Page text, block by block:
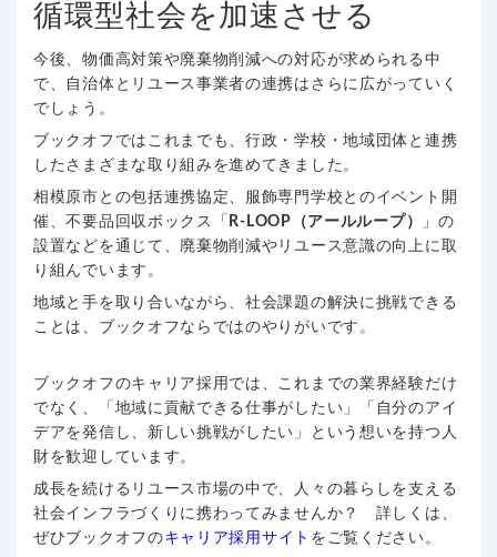
循環型社会を加速させる
今後、物価高対策や廃棄物削減への対応が求められる中
で、自治体とリユース事業者の連携はさらに広がっていく
でしょう。
ブックオフではこれまでも、行政・学校・地域団体と連携
したさまざまな取り組みを進めてきました。
相模原市との包括連携協定、服飾専門学校とのイベント開
催、不要品回収ボックス「 R-LOOP（アールループ）
」の
設置などを通じて、廃棄物削減やリユース意識の向上に取
り組んでいます。
地域と手を取り合いながら、社会課題の解決に挑戦できる
ことは、ブックオフならではのやりがいです。
ブックオフのキャリア採用では、これまでの業界経験だけ
でなく、「地域に貢献できる仕事がしたい」「自分のアイ
デアを発信し、新しい挑戦がしたい」という想いを持つ人
財を歓迎しています。
成長を続けるリユース市場の中で、人々の暮らしを支える
社会インフラづくりに携わってみませんか？ 詳しくは、
ぜひブックオフのキャリア採用サイト をご覧ください。